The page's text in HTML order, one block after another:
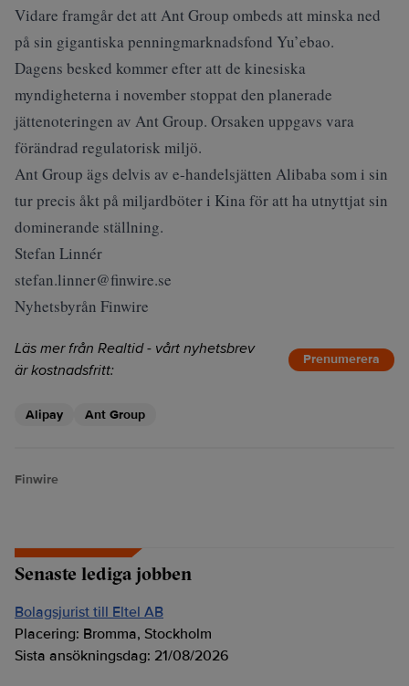
Vidare framgår det att Ant Group ombeds att minska ned
på sin gigantiska penningmarknadsfond Yu’ebao.
Dagens besked kommer efter att de kinesiska
myndigheterna i november stoppat den planerade
jättenoteringen av Ant Group. Orsaken uppgavs vara
förändrad regulatorisk miljö.
Ant Group ägs delvis av e-handelsjätten Alibaba som i sin
tur precis åkt på miljardböter i Kina för att ha utnyttjat sin
dominerande ställning.
Stefan Linnér
stefan.linner@finwire.se
Nyhetsbyrån Finwire
Läs mer från Realtid - vårt nyhetsbrev
är kostnadsfritt:
Prenumerera
Alipay Ant Group
Finwire
Senaste lediga jobben
Bolagsjurist till Eltel AB
Placering: Bromma, Stockholm
Sista ansökningsdag: 21/08/2026